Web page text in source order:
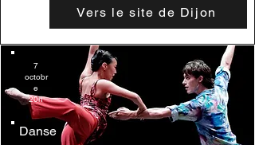
Vers le site de Dijon
7
octobr
e
20h
Danse